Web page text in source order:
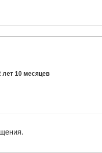
лет 10 месяцев